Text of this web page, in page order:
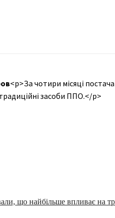
<p>За чотири місяці
засоби ППО.</p>
що найбільше впливає на